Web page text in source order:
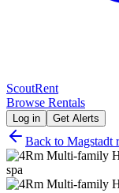
ScoutRent
Browse Rentals
Log in Get Alerts
Back to Magstadt